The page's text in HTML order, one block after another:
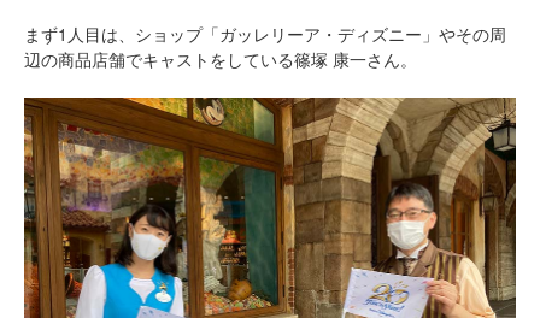
まず1人目は、ショップ「ガッレリーア・ディズニー」やその周
辺の商品店舗でキャストをしている篠塚 康一さん。